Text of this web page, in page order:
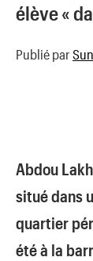
élève «
Publié par
Abdou
situé dans
quartier
été à la